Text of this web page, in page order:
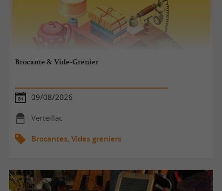
Brocante & Vide-Grenier
09/08/2026
Verteillac
Brocantes, Vides greniers